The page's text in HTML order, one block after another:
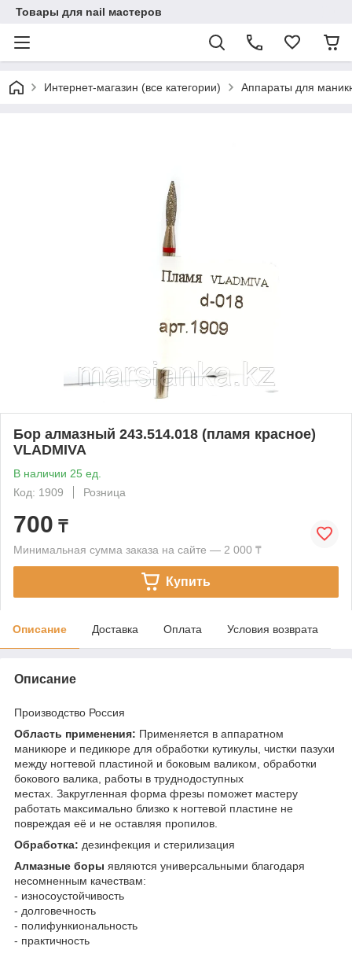
Товары для nail мастеров
Интернет-магазин (все категории) Аппараты для
Бор алмазный 243.514.018 (пламя красное)
VLADMIVA
В наличии 25 ед.
Код: 1909
Розница
700 ₸
Минимальная сумма заказа на сайте — 2 000 ₸
Купить
Описание Доставка Оплата Условия возврата
Описание
Производство Россия
Область применения: Применяется в аппаратном
маникюре и педикюре для обработки кутикулы, чистки пазухи
между ногтевой пластиной и боковым валиком, обработки
бокового валика, работы в труднодоступных
местах. Закругленная форма фрезы поможет мастеру
работать максимально близко к ногтевой пластине не
повреждая её и не оставляя пропилов.
Обработка: дезинфекция и стерилизация
Алмазные боры являются универсальными благодаря
несомненным качествам:
- износоустойчивость
- долговечность
- полифункиональность
- практичность